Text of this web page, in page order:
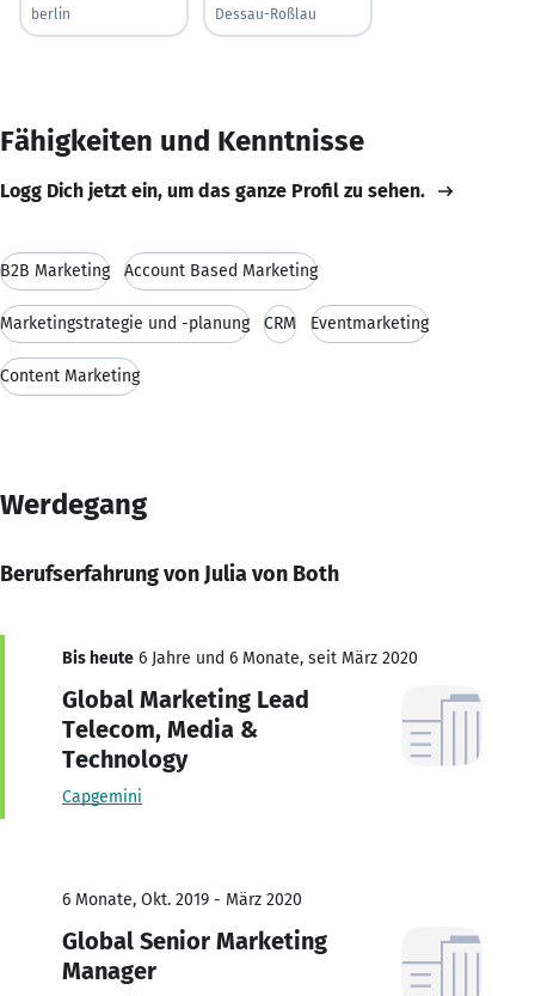
berlin
Dessau-Roßlau
Fähigkeiten und Kenntnisse
Logg Dich jetzt ein, um das ganze Profil zu sehen.
B2B Marketing Account Based Marketing
Marketingstrategie und -planung CRM Eventmarketing
Content Marketing
Werdegang
Berufserfahrung von Julia von Both
Bis heute 6 Jahre und 6 Monate, seit März 2020
Global Marketing Lead
Telecom, Media &
Technology
Capgemini
6 Monate, Okt. 2019 - März 2020
Global Senior Marketing
Manager